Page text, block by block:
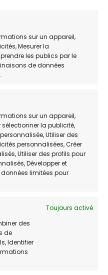
sur un appareil,
Mesurer la
les publics par le
de données
sur un appareil,
la publicité,
Utiliser des
personnalisées, Créer
Utiliser des profils pour
Développer et
limitées pour
Toujours activé
des
de
Identifier
/ 18:00-19:30
/ 18:00-19:30
/ 18:00-19:30
/ 18:00-19:30
/ 18:00-19:30
/ 18:00-19:30
, situé à Lanton
à but non
au soin et à